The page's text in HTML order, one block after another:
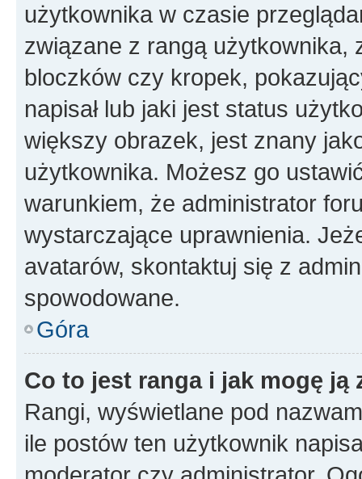
użytkownika w czasie
związane z rangą użytkownika,
bloczków czy kropek,
napisał lub jaki jest status
większy obrazek, jest znany
użytkownika. Możesz go
warunkiem, że administrator
wystarczające uprawnienia.
avatarów, skontaktuj się z
spowodowane.
Góra
Co to jest ranga i jak mogę ją
Rangi, wyświetlane pod
ile postów ten użytkownik